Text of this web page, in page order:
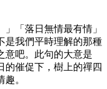
」「落日無情最有情」
是我們平時理解的那種
意吧。此句的大意是
的催促下，樹上的禪四
。